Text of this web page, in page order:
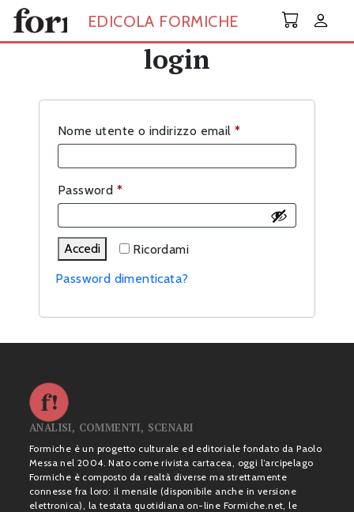
Skip to main content
EDICOLA FORMICHE
login
Nome utente o indirizzo email *Richiesto
Password *Richiesto
Ricordami
Accedi
Password dimenticata?
ANALISI, COMMENTI, SCENARI
Formiche è un progetto culturale ed editoriale fondato da Paolo
Messa nel 2004. Nato come rivista cartacea, oggi l’arcipelago
Formiche è composto da realtà diverse ma strettamente
connesse fra loro: il mensile (disponibile anche in versione
elettronica), la testata quotidiana on-line Formiche.net, le